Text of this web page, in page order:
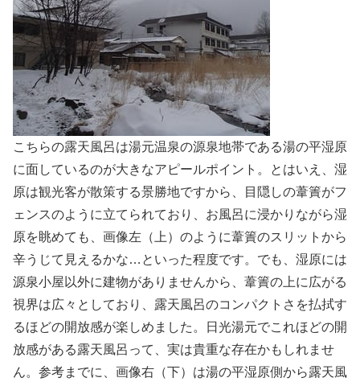
こちらの露天風呂は湯元温泉の源泉地帯である湯の平湿原
に面しているのが大きなアピールポイント。とはいえ、湿
原は観光客が散策する景勝地ですから、目隠しの葦簀がフ
ェンスのように立てられており、お風呂に浸かりながら湿
原を眺めても、画像左（上）のように葦簀のスリットから
辛うじて見えるかな…といった程度です。でも、湿原には
源泉小屋以外に建物がありませんから、葦簀の上に広がる
視界は広々としており、露天風呂のコンパクトさを払拭す
るほどの開放感が楽しめました。日光湯元でこれほどの開
放感がある露天風呂って、実は貴重な存在かもしれませ
ん。参考までに、画像右（下）は湯の平湿原側から露天風